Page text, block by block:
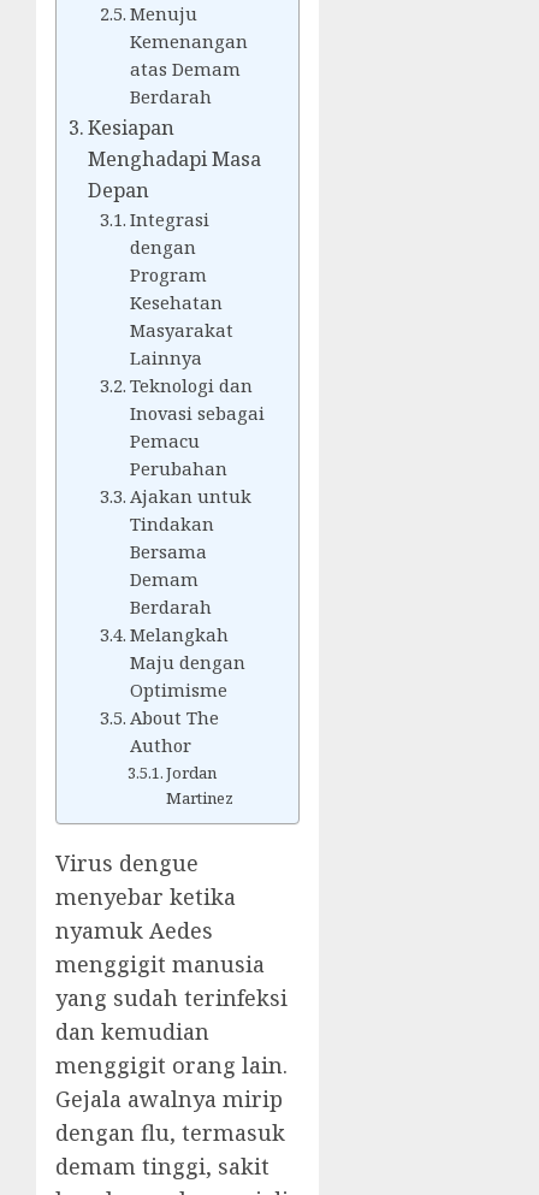
Menuju
Kemenangan
atas Demam
Berdarah
Kesiapan
Menghadapi Masa
Depan
Integrasi
dengan
Program
Kesehatan
Masyarakat
Lainnya
Teknologi dan
Inovasi sebagai
Pemacu
Perubahan
Ajakan untuk
Tindakan
Bersama
Demam
Berdarah
Melangkah
Maju dengan
Optimisme
About The
Author
Jordan
Martinez
Virus dengue
menyebar ketika
nyamuk Aedes
menggigit manusia
yang sudah terinfeksi
dan kemudian
menggigit orang lain.
Gejala awalnya mirip
dengan flu, termasuk
demam tinggi, sakit